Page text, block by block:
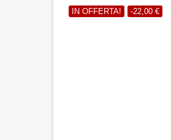
IN OFFERTA! -22,00 €